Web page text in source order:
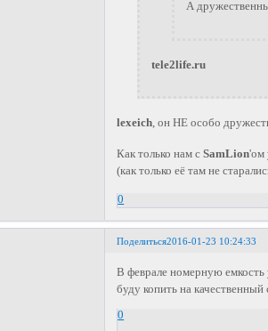
А
tele2life.ru
lexeich, он НЕ особо
Как только нам сSamLion'ом
(как только её там не
0
Поделиться2016-01-23 10:24:33
В феврале номерную
буду копить на
0